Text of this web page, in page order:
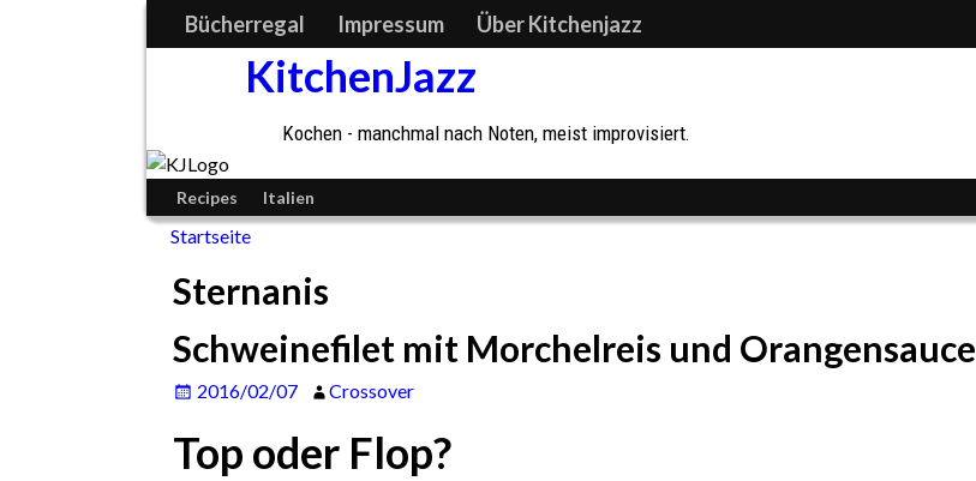
Bücherregal Impressum Über Kitchenjazz
KitchenJazz
Kochen - manchmal nach Noten, meist improvisiert.
Recipes Italien
Startseite
Sternanis
Schweinefilet mit Morchelreis und Orangensauce
2016/02/07 Crossover
Top oder Flop?